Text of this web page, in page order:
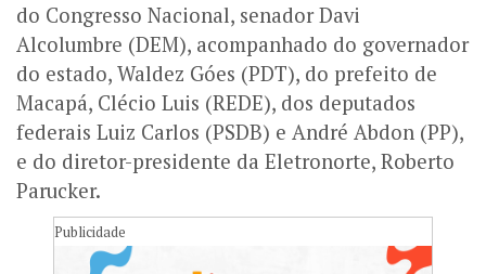
do Congresso Nacional, senador Davi
Alcolumbre (DEM), acompanhado do governador
do estado, Waldez Góes (PDT), do prefeito de
Macapá, Clécio Luis (REDE), dos deputados
federais Luiz Carlos (PSDB) e André Abdon (PP),
e do diretor-presidente da Eletronorte, Roberto
Parucker.
Publicidade